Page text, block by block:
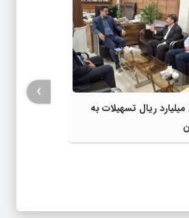
پرداخت ۸۵ میلیارد ریال تسهیلات به
›